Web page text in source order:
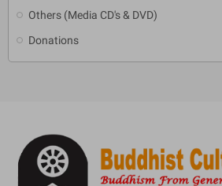
Others (Media CD's & DVD)
Donations